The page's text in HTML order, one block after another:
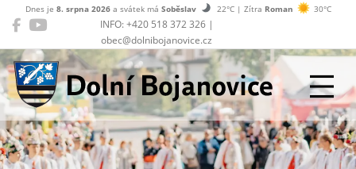
INFO: +420 518 372 326 |
obec@dolnibojanovice.cz
Dnes je 8. srpna 2026a svátek má Soběslav 22°C | Zítra Roman 30°C
Dolní Bojanovice